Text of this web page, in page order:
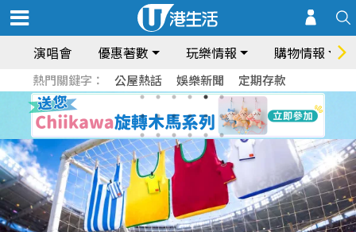
演唱會 優惠著數 玩樂情報 購物情報
熱門關鍵字： 公屋熱話 娛樂新聞 定期存款